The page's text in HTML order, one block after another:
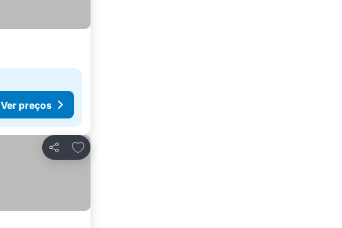
Ver preços
Partilhar
Adicionar aos favoritos